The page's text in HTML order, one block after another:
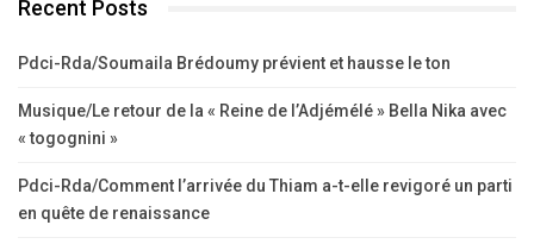
Recent Posts
Pdci-Rda/Soumaila Brédoumy prévient et hausse le ton
Musique/Le retour de la « Reine de l’Adjémélé » Bella Nika avec
« togognini »
Pdci-Rda/Comment l’arrivée du Thiam a-t-elle revigoré un parti
en quête de renaissance